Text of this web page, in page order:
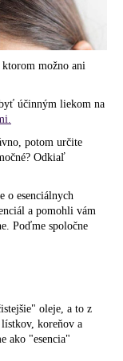
možno ani
účinným liekom na
potom určite
Odkiaľ
o esenciálnych
a pomohli vám
Poďme spoločne
oleje, a to z
koreňov a
ako "esencia"